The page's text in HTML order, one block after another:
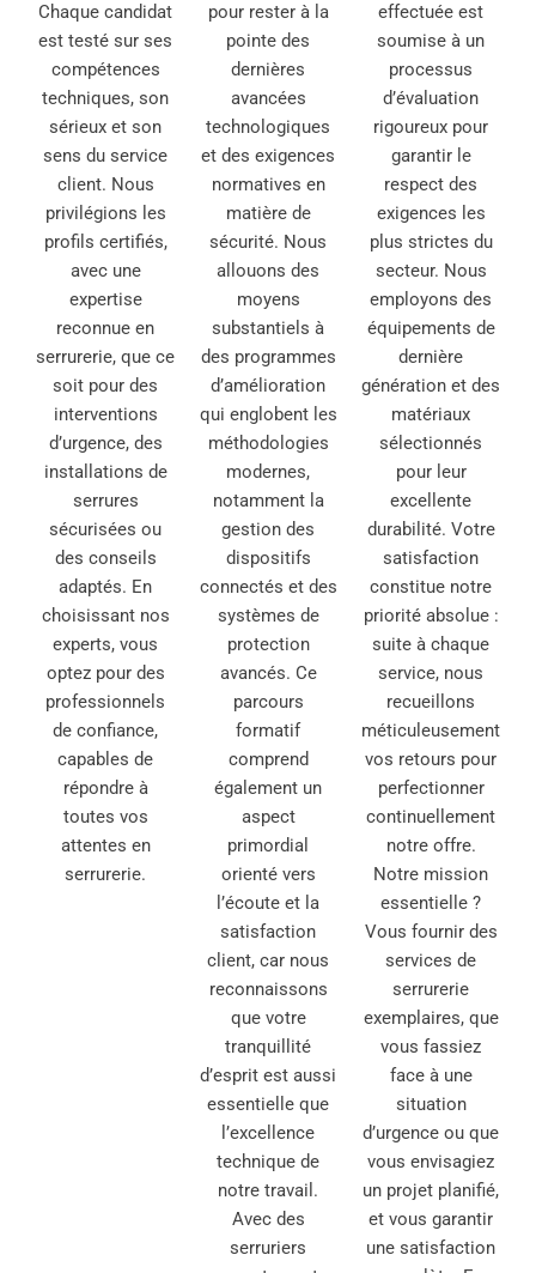
Chaque candidat
est testé sur ses
compétences
techniques, son
sérieux et son
sens du service
client. Nous
privilégions les
profils certifiés,
avec une
expertise
reconnue en
serrurerie, que ce
soit pour des
interventions
d’urgence, des
installations de
serrures
sécurisées ou
des conseils
adaptés. En
choisissant nos
experts, vous
optez pour des
professionnels
de confiance,
capables de
répondre à
toutes vos
attentes en
serrurerie.
pour rester à la
pointe des
dernières
avancées
technologiques
et des exigences
normatives en
matière de
sécurité. Nous
allouons des
moyens
substantiels à
des programmes
d’amélioration
qui englobent les
méthodologies
modernes,
notamment la
gestion des
dispositifs
connectés et des
systèmes de
protection
avancés. Ce
parcours
formatif
comprend
également un
aspect
primordial
orienté vers
l’écoute et la
satisfaction
client, car nous
reconnaissons
que votre
tranquillité
d’esprit est aussi
essentielle que
l’excellence
technique de
notre travail.
Avec des
serruriers
effectuée est
soumise à un
processus
d’évaluation
rigoureux pour
garantir le
respect des
exigences les
plus strictes du
secteur. Nous
employons des
équipements de
dernière
génération et des
matériaux
sélectionnés
pour leur
excellente
durabilité. Votre
satisfaction
constitue notre
priorité absolue :
suite à chaque
service, nous
recueillons
méticuleusement
vos retours pour
perfectionner
continuellement
notre offre.
Notre mission
essentielle ?
Vous fournir des
services de
serrurerie
exemplaires, que
vous fassiez
face à une
situation
d’urgence ou que
vous envisagiez
un projet planifié,
et vous garantir
une satisfaction